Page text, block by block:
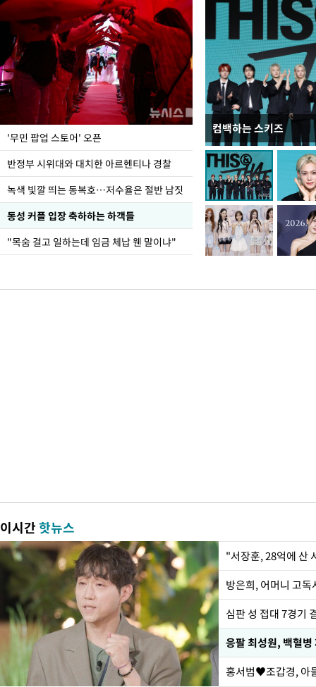
'무민 팝업 스토어' 오픈
반정부 시위대와 대치한 아르헨티나 경찰
녹색 빛깔 띄는 동복호…저수율은 절반 남짓
동성 커플 입장 축하하는 하객들
"목숨 걸고 일하는데 임금 체납 웬 말이냐"
컴백하는 스키즈
지석천 뒤덮은 개구리
이시간핫뉴스
"서장훈, 28억에 산
방은희, 어머니 고
심판 성 접대 7경기
응팔 최성원, 백혈
홍서범♥조갑경, 아